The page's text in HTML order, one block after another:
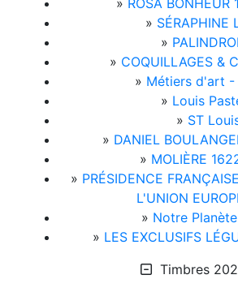
» ROSA BONHEUR
» SÉRAPHINE
»
» COQUILLAGES &
» Métiers d'art -
» Louis
» ST
» DANIEL
» MOLIÈRE
» PRÉSIDENCE
L'UNION
» Notre
» LES EXCLUSIFS
Timbres